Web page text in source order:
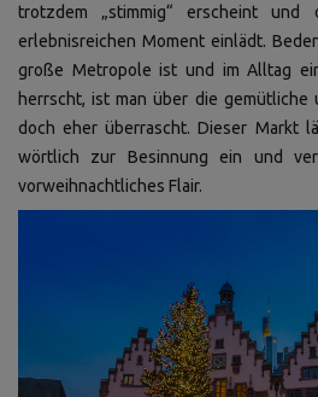
trotzdem „stimmig“ erscheint und
erlebnisreichen Moment einlädt.
große Metropole ist und im Alltag
herrscht, ist man über die gemütliche
doch eher überrascht. Dieser Markt
wörtlich zur Besinnung ein und
vorweihnachtliches Flair.